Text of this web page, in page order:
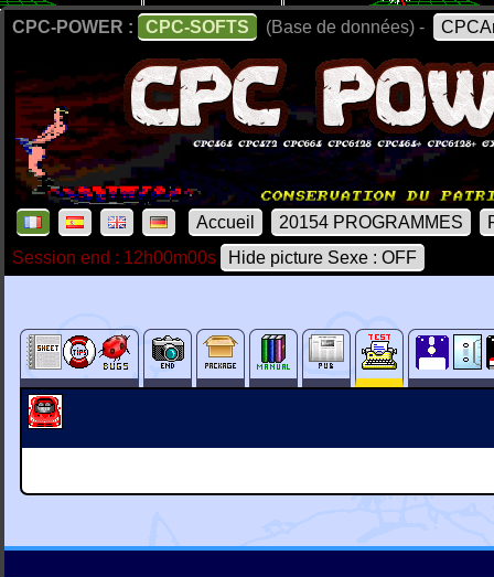
CPC-POWER : CPC-SOFTS (Base de données) -
Accueil 20154 PROGRAMMES
Session end : 12h00m00s
Hide picture Sexe : OFF